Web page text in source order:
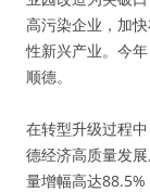
高污染企业，加
性新兴产业。今
顺德。
在转型升级过程
德经济高质量发
量增幅高达